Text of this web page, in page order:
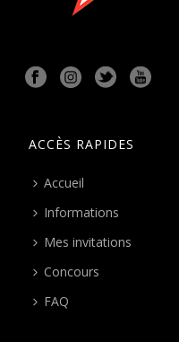
ACCÈS RAPIDES
Accueil
Informations
Mes invitations
Concours
FAQ